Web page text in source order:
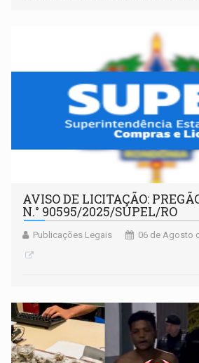
AVISO DE LICITAÇÃO:
N.° 90595/2025/SUPEL/RO
Publicações Legais 06 de Agosto